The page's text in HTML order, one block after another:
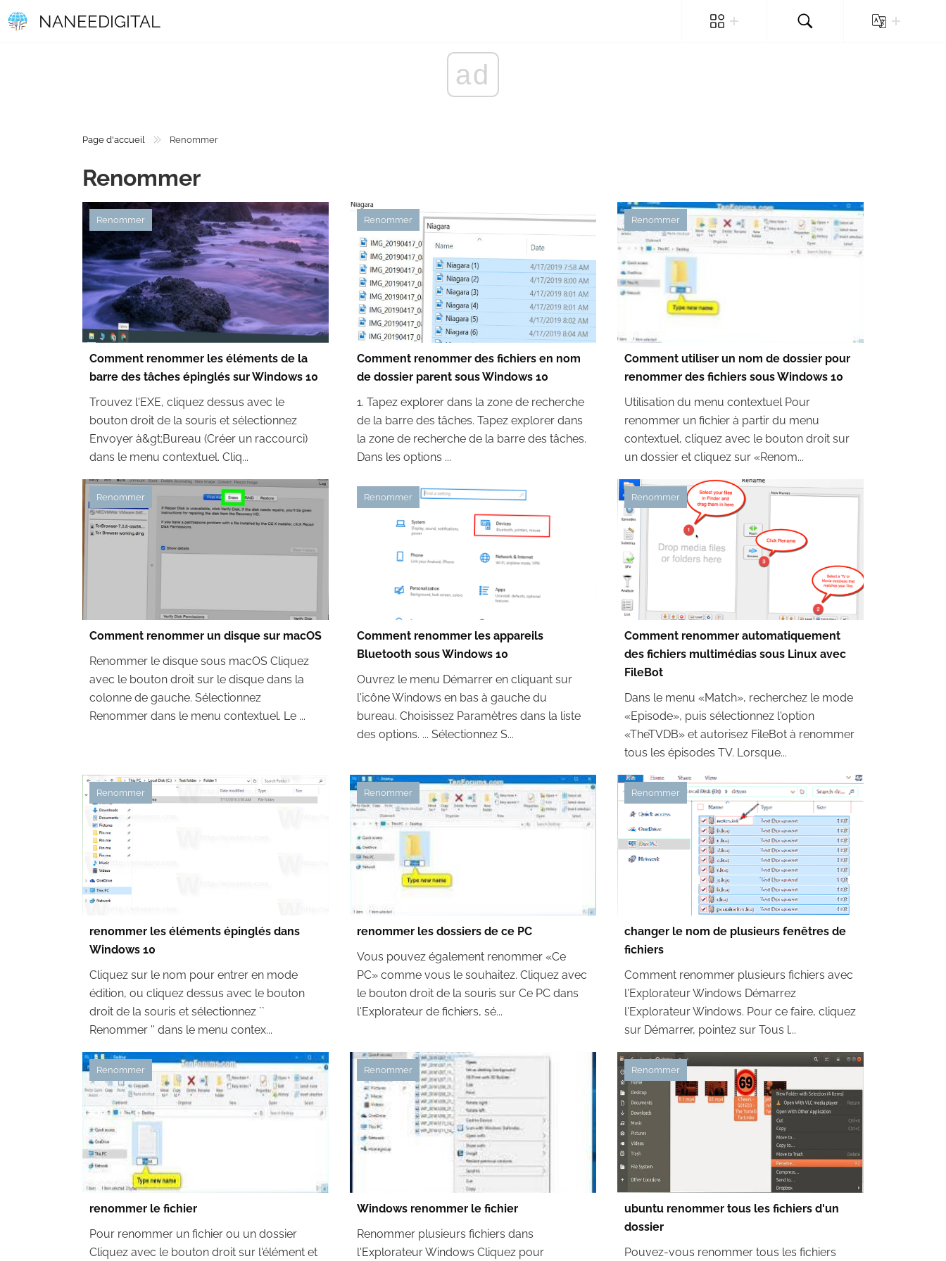
NANEEDIGITAL
ad
Page d'accueil Renommer
Renommer
Renommer
Comment renommer les éléments de la
barre des tâches épinglés sur Windows 10
Trouvez l'EXE, cliquez dessus avec le
bouton droit de la souris et sélectionnez
Envoyer à&gt;Bureau (Créer un raccourci)
dans le menu contextuel. Cliq...
Renommer
Comment renommer des fichiers en nom
de dossier parent sous Windows 10
1. Tapez explorer dans la zone de recherche
de la barre des tâches. Tapez explorer dans
la zone de recherche de la barre des tâches.
Dans les options ...
Renommer
Comment utiliser un nom de dossier pour
renommer des fichiers sous Windows 10
Utilisation du menu contextuel Pour
renommer un fichier à partir du menu
contextuel, cliquez avec le bouton droit sur
un dossier et cliquez sur «Renom...
Renommer
Comment renommer un disque sur macOS
Renommer le disque sous macOS Cliquez
avec le bouton droit sur le disque dans la
colonne de gauche. Sélectionnez
Renommer dans le menu contextuel. Le ...
Renommer
Comment renommer les appareils
Bluetooth sous Windows 10
Ouvrez le menu Démarrer en cliquant sur
l'icône Windows en bas à gauche du
bureau. Choisissez Paramètres dans la liste
des options. ... Sélectionnez S...
Renommer
Comment renommer automatiquement
des fichiers multimédias sous Linux avec
FileBot
Dans le menu «Match», recherchez le mode
«Episode», puis sélectionnez l'option
«TheTVDB» et autorisez FileBot à renommer
tous les épisodes TV. Lorsque...
Renommer
renommer les éléments épinglés dans
Windows 10
Cliquez sur le nom pour entrer en mode
édition, ou cliquez dessus avec le bouton
droit de la souris et sélectionnez ``
Renommer '' dans le menu contex...
Renommer
renommer les dossiers de ce PC
Vous pouvez également renommer «Ce
PC» comme vous le souhaitez. Cliquez avec
le bouton droit de la souris sur Ce PC dans
l'Explorateur de fichiers, sé...
Renommer
changer le nom de plusieurs fenêtres de
fichiers
Comment renommer plusieurs fichiers avec
l'Explorateur Windows Démarrez
l'Explorateur Windows. Pour ce faire, cliquez
sur Démarrer, pointez sur Tous l...
Renommer
renommer le fichier
Pour renommer un fichier ou un dossier
Cliquez avec le bouton droit sur l'élément et
Renommer
Windows renommer le fichier
Renommer plusieurs fichiers dans
l'Explorateur Windows Cliquez pour
Renommer
ubuntu renommer tous les fichiers d'un
dossier
Pouvez-vous renommer tous les fichiers